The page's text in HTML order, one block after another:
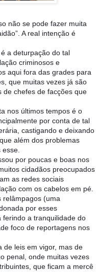
não se pode fazer muita
A real intenção é
a deturpação do tal
criminosos e
aqui fora das grades para
que muitas vezes já são
de chefes de facções que
nos últimos tempos é o
por conta de tal
castigando e deixando
além dos problemas
esse.
por poucas e boas nos
cidadãos preocupados
as redes sociais
com os cabelos em pé.
relâmpagos (uma
por esses
a tranquilidade do
foco de reportagens nos
de leis em vigor, mas de
penal, onde muitas vezes
que ficam a mercê